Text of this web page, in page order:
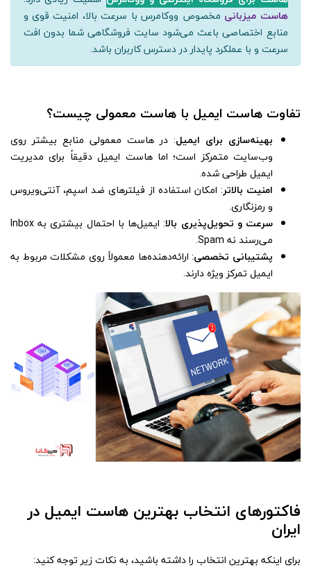
هاست میزبانی مخصوص ووکامرس با سرعت بالا، امنیت قوی و
منابع اختصاصی باعث می‌شود سایت فروشگاهی شما بدون افت
سرعت و با عملکرد پایدار در دسترس کاربران باشد.
تفاوت هاست ایمیل با هاست معمولی چیست؟
بهینه‌سازی برای ایمیل: در هاست معمولی منابع بیشتر روی
وب‌سایت متمرکز است؛ اما هاست ایمیل دقیقاً برای مدیریت
ایمیل طراحی شده.
امنیت بالاتر: امکان استفاده از فیلترهای ضد اسپم، آنتی‌ویروس
و رمزنگاری.
سرعت و تحویل‌پذیری بالا
: ایمیل‌ها با احتمال بیشتری به Inbox
می‌رسند نه Spam.
پشتیبانی تخصصی: ارائه‌دهنده‌ها معمولاً روی مشکلات مربوط به
ایمیل تمرکز ویژه دارند.
فاکتورهای انتخاب بهترین هاست ایمیل در
ایران
برای اینکه بهترین انتخاب را داشته باشید، به نکات زیر توجه کنید: